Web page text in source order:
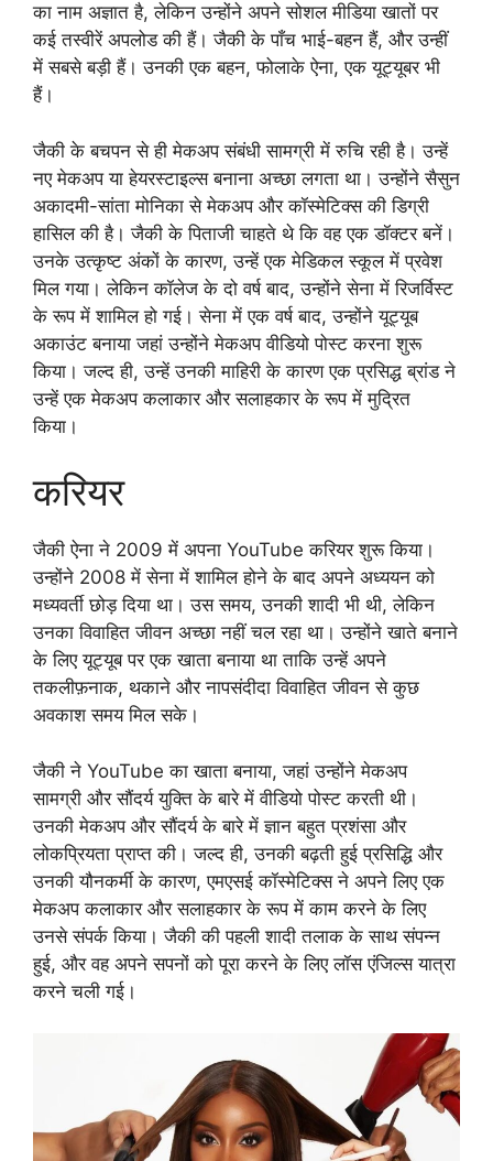
का नाम अज्ञात है, लेकिन उन्होंने अपने सोशल मीडिया खातों पर
कई तस्वीरें अपलोड की हैं। जैकी के पाँच भाई-बहन हैं, और उन्हीं
में सबसे बड़ी हैं। उनकी एक बहन, फोलाके ऐना, एक यूट्यूबर भी
हैं।
जैकी के बचपन से ही मेकअप संबंधी सामग्री में रुचि रही है। उन्हें
नए मेकअप या हेयरस्टाइल्स बनाना अच्छा लगता था। उन्होंने सैसुन
अकादमी-सांता मोनिका से मेकअप और कॉस्मेटिक्स की डिग्री
हासिल की है। जैकी के पिताजी चाहते थे कि वह एक डॉक्टर बनें।
उनके उत्कृष्ट अंकों के कारण, उन्हें एक मेडिकल स्कूल में प्रवेश
मिल गया। लेकिन कॉलेज के दो वर्ष बाद, उन्होंने सेना में रिजर्विस्ट
के रूप में शामिल हो गई। सेना में एक वर्ष बाद, उन्होंने यूट्यूब
अकाउंट बनाया जहां उन्होंने मेकअप वीडियो पोस्ट करना शुरू
किया। जल्द ही, उन्हें उनकी माहिरी के कारण एक प्रसिद्ध ब्रांड ने
उन्हें एक मेकअप कलाकार और सलाहकार के रूप में मुद्रित
किया।
करियर
जैकी ऐना ने 2009 में अपना YouTube करियर शुरू किया।
उन्होंने 2008 में सेना में शामिल होने के बाद अपने अध्ययन को
मध्यवर्ती छोड़ दिया था। उस समय, उनकी शादी भी थी, लेकिन
उनका विवाहित जीवन अच्छा नहीं चल रहा था। उन्होंने खाते बनाने
के लिए यूट्यूब पर एक खाता बनाया था ताकि उन्हें अपने
तकलीफ़नाक, थकाने और नापसंदीदा विवाहित जीवन से कुछ
अवकाश समय मिल सके।
जैकी ने YouTube का खाता बनाया, जहां उन्होंने मेकअप
सामग्री और सौंदर्य युक्ति के बारे में वीडियो पोस्ट करती थी।
उनकी मेकअप और सौंदर्य के बारे में ज्ञान बहुत प्रशंसा और
लोकप्रियता प्राप्त की। जल्द ही, उनकी बढ़ती हुई प्रसिद्धि और
उनकी यौनकर्मी के कारण, एमएसई कॉस्मेटिक्स ने अपने लिए एक
मेकअप कलाकार और सलाहकार के रूप में काम करने के लिए
उनसे संपर्क किया। जैकी की पहली शादी तलाक के साथ संपन्न
हुई, और वह अपने सपनों को पूरा करने के लिए लॉस एंजिल्स यात्रा
करने चली गई।